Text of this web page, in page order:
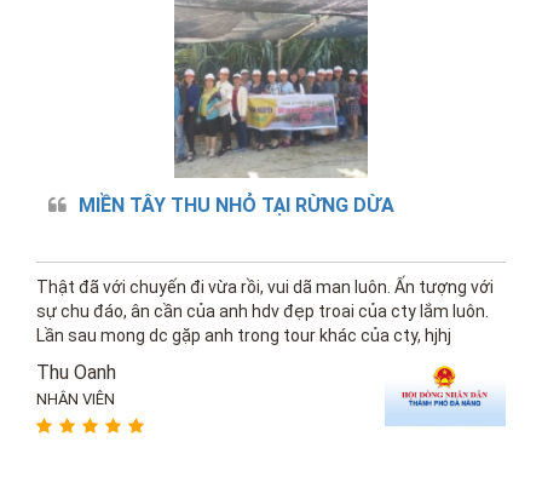
MIỀN TÂY THU NHỎ TẠI RỪNG DỪA
Thật đã với chuyến đi vừa rồi, vui dã man luôn. Ấn tượng với
sự chu đáo, ân cần của anh hdv đẹp troai của cty lắm luôn.
Lần sau mong dc gặp anh trong tour khác của cty, hjhj
Thu Oanh
NHÂN VIÊN